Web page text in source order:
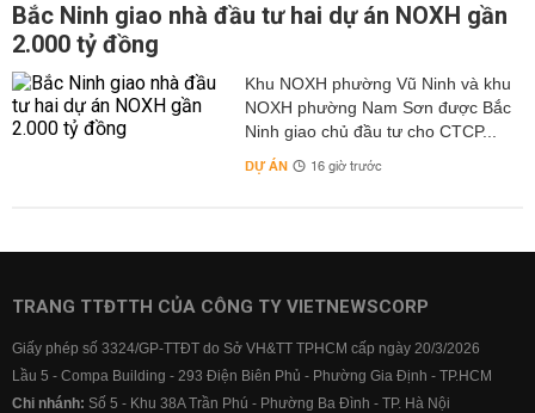
Bắc Ninh giao nhà đầu tư hai dự án NOXH gần
2.000 tỷ đồng
Khu NOXH phường Vũ Ninh và khu
NOXH phường Nam Sơn được Bắc
Ninh giao chủ đầu tư cho CTCP...
DỰ ÁN 16 giờ trước
TRANG TTĐTTH CỦA CÔNG TY VIETNEWSCORP
Giấy phép số 3324/GP-TTĐT do Sở VH&TT TPHCM cấp ngày 20/3/2026
Lầu 5 - Compa Building - 293 Điện Biên Phủ - Phường Gia Định - TP.HCM
Chi nhánh: Số 5 - Khu 38A Trần Phú - Phường Ba Đình - TP. Hà Nội